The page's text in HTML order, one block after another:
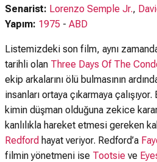
Senarist: Lorenzo Semple Jr.,
Yapım: 1975 - ABD
Listemizdeki son film, aynı
tarihli olan Three Days Of The
ekip arkalarını ölü bulmasının
insanları ortaya çıkarmaya
kimin düşman olduğuna zekice
kanlılıkla hareket etmesi gereken
Redford hayat veriyor. Redford’a
filmin yönetmeni ise Tootsie ve